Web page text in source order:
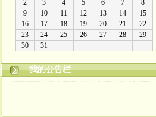
我的公告栏
热爱生活，分享生活，体味人生，分享人生。